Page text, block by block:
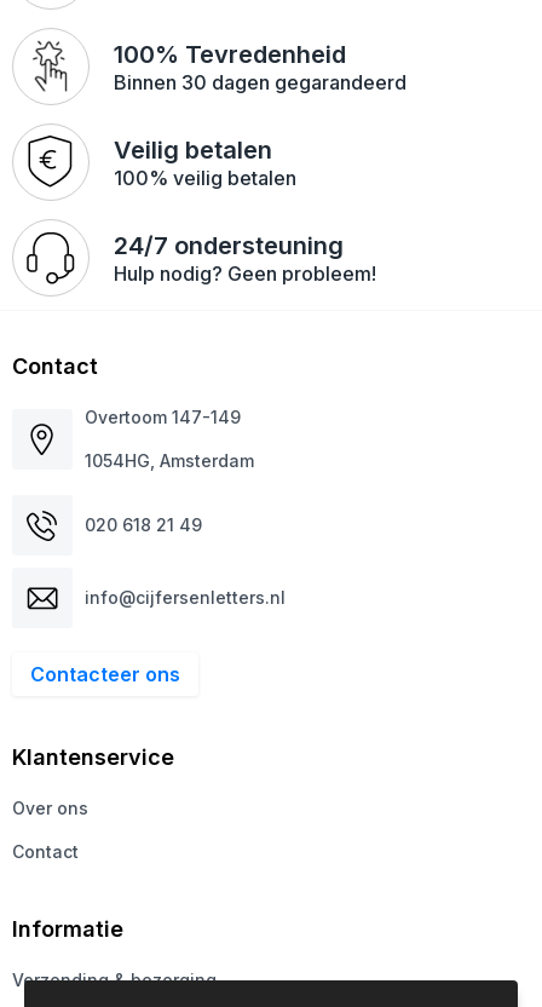
100% Tevredenheid
Binnen 30 dagen gegarandeerd
Veilig betalen
100% veilig betalen
24/7 ondersteuning
Hulp nodig? Geen probleem!
Contact
Overtoom 147-149
1054HG, Amsterdam
020 618 21 49
info@cijfersenletters.nl
Contacteer ons
Klantenservice
Over ons
Contact
Informatie
Verzending & bezorging